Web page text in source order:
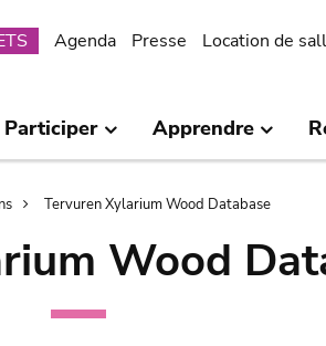
Agenda Presse Location de
Participer Apprendre
Tervuren Xylarium Wood Database
Wood